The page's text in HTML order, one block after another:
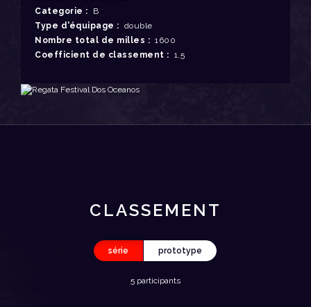
Categorie : B
Type d'équipage : double
Nombre total de milles : 1600
Coefficient de classement : 1,5
CLASSEMENT
série prototype
5 participants